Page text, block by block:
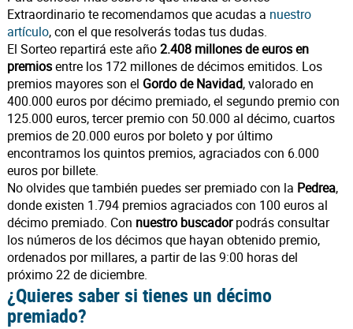
Extraordinario te recomendamos que acudas a nuestro
artículo, con el que resolverás todas tus dudas.
El Sorteo repartirá este año2.408 millones de euros en
premiosentre los 172 millones de décimos emitidos. Los
premios mayores son el Gordo de Navidad, valorado en
400.000 euros por décimo premiado, el segundo premio con
125.000 euros, tercer premio con 50.000 al décimo, cuartos
premios de 20.000 euros por boleto y por último
encontramos los quintos premios, agraciados con 6.000
euros por billete.
No olvides que también puedes ser premiado con la Pedrea,
donde existen 1.794 premios agraciados con 100 euros al
décimo premiado. Con nuestro buscadorpodrás consultar
los números de los décimos que hayan obtenido premio,
ordenados por millares, a partir de las 9:00 horas del
próximo 22 de diciembre.
¿Quieres saber si tienes un décimo
premiado?